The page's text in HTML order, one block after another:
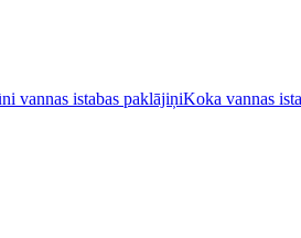
vannas istabas paklājiņiKoka vannas